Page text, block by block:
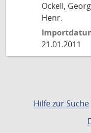
Ockell,
Henr.
21.01.2011
Hilfe zur Suche